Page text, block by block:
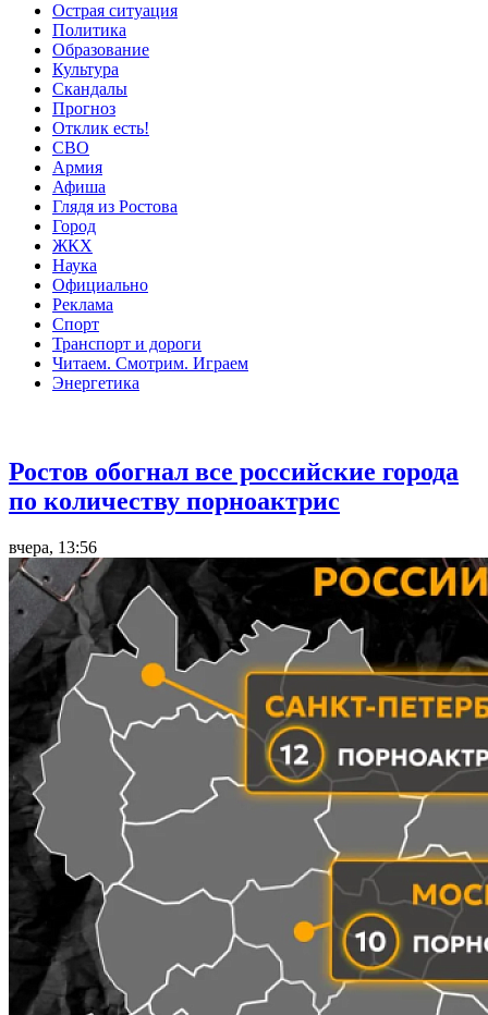
Острая ситуация
Политика
Образование
Культура
Скандалы
Прогноз
Отклик есть!
СВО
Армия
Афиша
Глядя из Ростова
Город
ЖКХ
Наука
Официально
Реклама
Спорт
Транспорт и дороги
Читаем. Смотрим. Играем
Энергетика
Ростов обогнал все российские города
по количеству порноактрис
вчера, 13:56